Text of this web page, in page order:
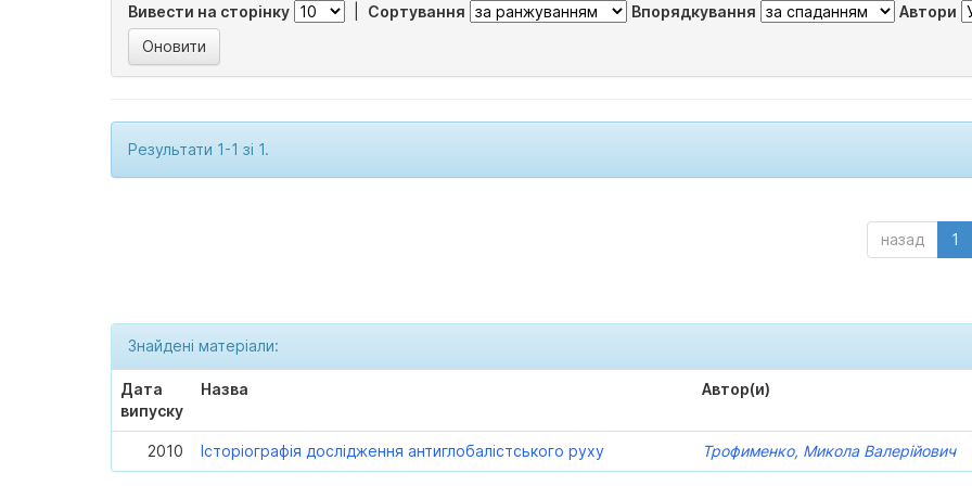
Вивести на сторінку Сортування Впорядкування Автори
Результати 1-1 зі 1.
назад 1
Знайдені матеріали:
Дата
випуску
Назва Автор(и)
2010 Історіографія дослідження антиглобалістського руху Трофименко, Микола Валерійович